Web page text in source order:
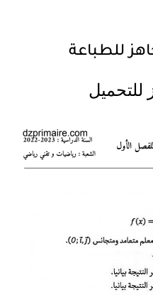
للطباعة
للتحميل